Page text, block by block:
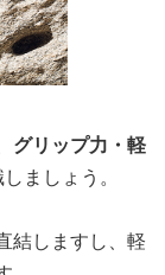
グリップ力・軽
ましょう。
結しますし、軽